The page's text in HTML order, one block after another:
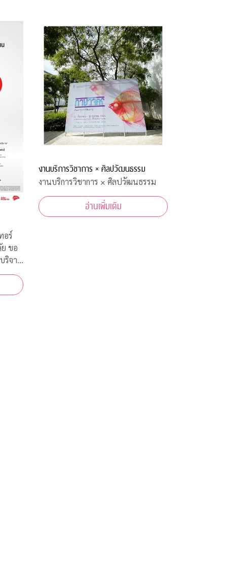
อร์
ขอ
ริจาค
การ
งานบริการวิชาการ × ศิลปวัฒนธรรม
งานบริการวิชาการ × ศิลปวัฒนธรรม
อ่านเพิ่มเติม